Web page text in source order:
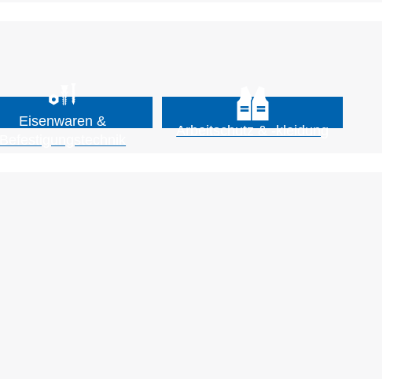
Eisenwaren &
Arbeitschutz & -kleidung